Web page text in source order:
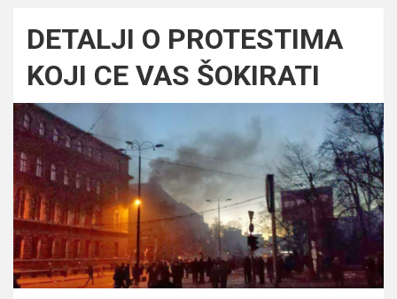
DETALJI O PROTESTIMA
KOJI CE VAS ŠOKIRATI